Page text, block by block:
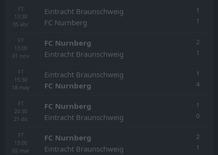
FT
13:30
05 abr
Eintracht Braunschweig
FC Nurnberg
1
1
FT
13:00
01 nov
FC Nurnberg
Eintracht Braunschweig
2
1
FT
15:30
18 may
Eintracht Braunschweig
FC Nurnberg
1
4
FT
20:30
21 dic
FC Nurnberg
Eintracht Braunschweig
1
0
FT
13:00
02 mar
FC Nurnberg
Eintracht Braunschweig
2
1